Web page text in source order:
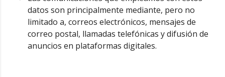
datos son principalmente mediante, pero no
limitado a, correos electrónicos, mensajes de
correo postal, llamadas telefónicas y difusión de
anuncios en plataformas digitales.